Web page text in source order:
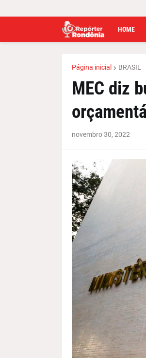
HOME
Página inicial BRASIL
MEC diz
novembro 30, 2022